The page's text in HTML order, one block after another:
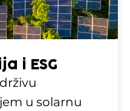
i ESG
u solarnu